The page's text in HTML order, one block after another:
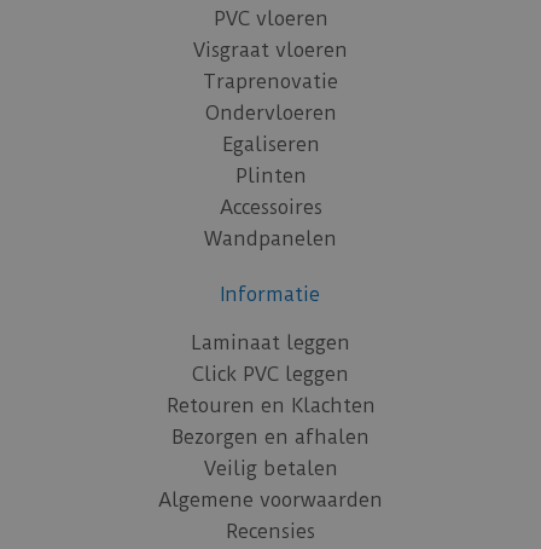
PVC vloeren
Visgraat vloeren
Traprenovatie
Ondervloeren
Egaliseren
Plinten
Accessoires
Wandpanelen
Informatie
Laminaat leggen
Click PVC leggen
Retouren en Klachten
Bezorgen en afhalen
Veilig betalen
Algemene voorwaarden
Recensies